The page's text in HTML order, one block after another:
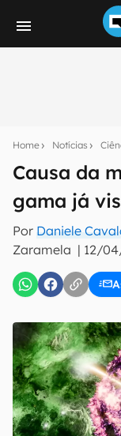
Home Notícias
Causa da
gama já
Por Daniele
Zaramela | 12/
notícias e
E-mail
Uso e Política